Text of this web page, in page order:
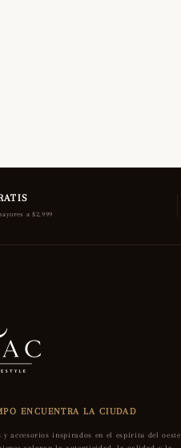
a $2,999
ENCUENTRA LA CIUDAD
y accesorios inspirados en el espíritu del oeste,